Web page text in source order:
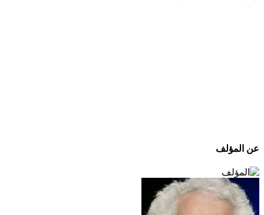
عن المؤلف